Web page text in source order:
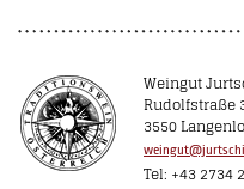
Weingut
Rudolfstraße
3550
Tel: +43 2734